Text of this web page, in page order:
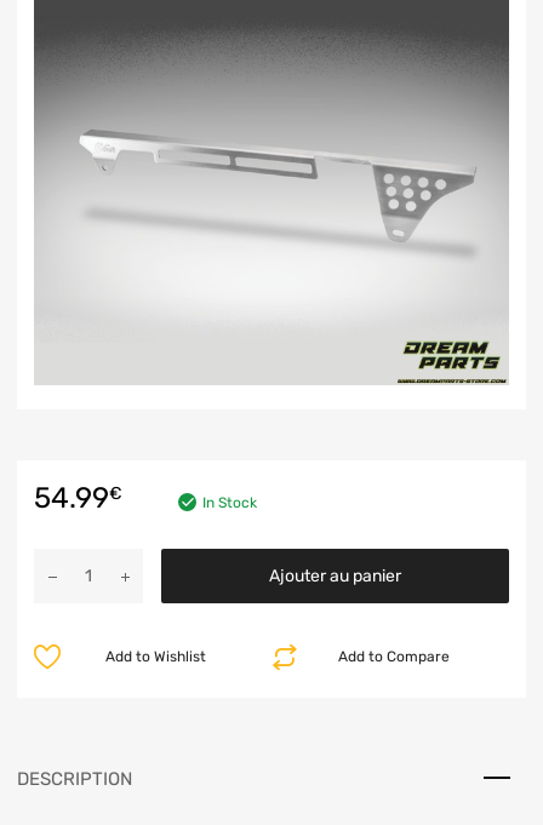
54.99€ In Stock
Ajouter au panier
Add to Compare
Add to Wishlist
DESCRIPTION